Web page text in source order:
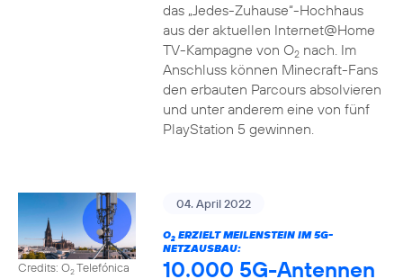
das „Jedes-Zuhause“-Hochhaus
aus der aktuellen Internet@Home
TV-Kampagne von O2nach. Im
Anschluss können Minecraft-Fans
den erbauten Parcours absolvieren
und unter anderem eine von fünf
PlayStation 5 gewinnen.
Credits: O2Telefónica
04. April 2022
O2ERZIELT MEILENSTEIN IM 5G-
NETZAUSBAU:
10.000 5G-Antennen